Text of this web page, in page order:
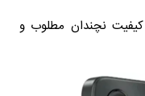
۵ اینچی با کیفیت نچندان مطلوب و